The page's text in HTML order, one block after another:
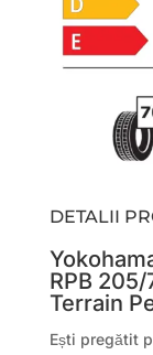
DETALII
RPB
Terrain
Ești pregătit